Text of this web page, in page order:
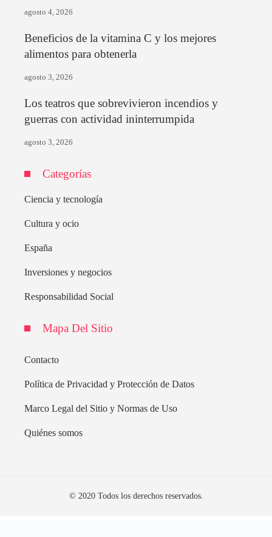
agosto 4, 2026
Beneficios de la vitamina C y los mejores
alimentos para obtenerla
agosto 3, 2026
Los teatros que sobrevivieron incendios y
guerras con actividad ininterrumpida
agosto 3, 2026
Categorías
Ciencia y tecnología
Cultura y ocio
España
Inversiones y negocios
Responsabilidad Social
Mapa Del Sitio
Contacto
Política de Privacidad y Protección de Datos
Marco Legal del Sitio y Normas de Uso
Quiénes somos
© 2020 Todos los derechos reservados.